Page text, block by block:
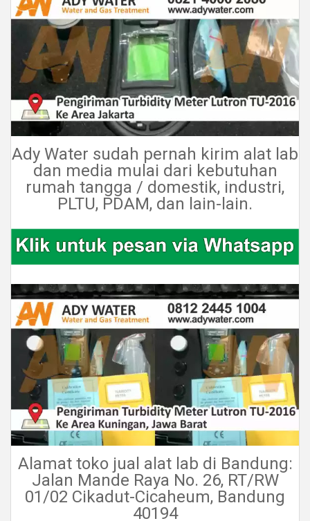
Ady Water sudah pernah kirim alat lab
dan media mulai dari kebutuhan
rumah tangga / domestik, industri,
PLTU, PDAM, dan lain-lain.
Alamat toko jual alat lab di Bandung:
Jalan Mande Raya No. 26, RT/RW
01/02 Cikadut-Cicaheum, Bandung
40194